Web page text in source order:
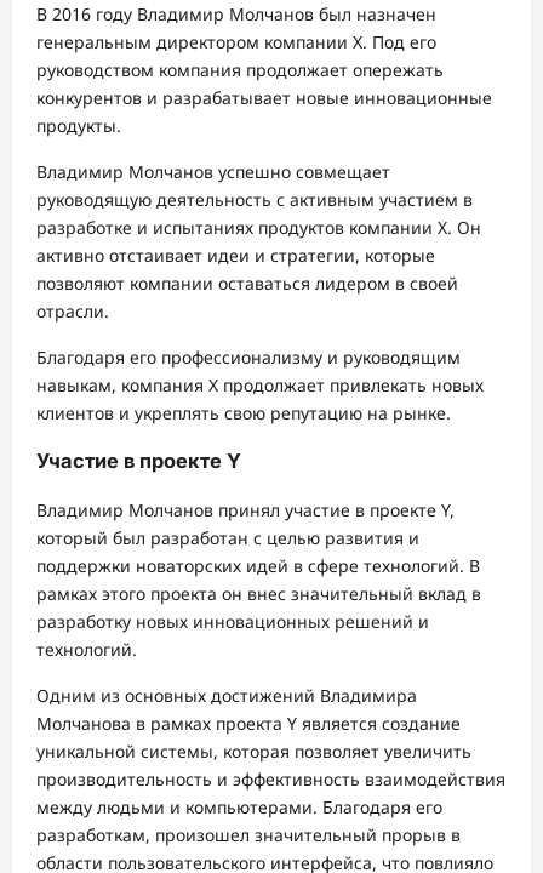
В 2016 году Владимир Молчанов был назначен
генеральным директором компании X. Под его
руководством компания продолжает опережать
конкурентов и разрабатывает новые инновационные
продукты.
Владимир Молчанов успешно совмещает
руководящую деятельность с активным участием в
разработке и испытаниях продуктов компании X. Он
активно отстаивает идеи и стратегии, которые
позволяют компании оставаться лидером в своей
отрасли.
Благодаря его профессионализму и руководящим
навыкам, компания X продолжает привлекать новых
клиентов и укреплять свою репутацию на рынке.
Участие в проекте Y
Владимир Молчанов принял участие в проекте Y,
который был разработан с целью развития и
поддержки новаторских идей в сфере технологий. В
рамках этого проекта он внес значительный вклад в
разработку новых инновационных решений и
технологий.
Одним из основных достижений Владимира
Молчанова в рамках проекта Y является создание
уникальной системы, которая позволяет увеличить
производительность и эффективность взаимодействия
между людьми и компьютерами. Благодаря его
разработкам, произошел значительный прорыв в
области пользовательского интерфейса, что повлияло